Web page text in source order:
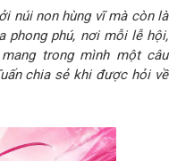
núi non hùng vĩ mà còn là
phong phú, nơi mỗi lễ hội,
trong mình một câu
chia sẻ khi được hỏi về